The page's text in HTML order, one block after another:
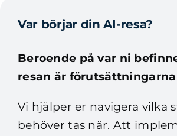
Var börjar din AI-resa?
Beroende på var ni
resan är
Vi hjälper er navigera vilka
behöver tas när. Att